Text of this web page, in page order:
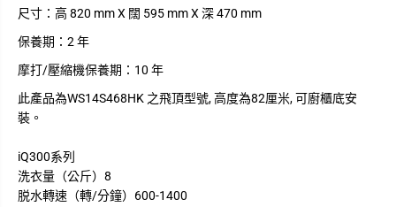
飛
)
飛
尺寸： 高 820 mm X 闊 595 mm X 深 470 mm
保養期： 2 年
摩打/壓縮機保養期： 10 年
此產品為WS14S468HK 之飛頂型號, 高度為82厘米, 可廚櫃底安
裝。
iQ300系列
洗衣量（公斤）8
脱水轉速（轉/分鐘）600-1400